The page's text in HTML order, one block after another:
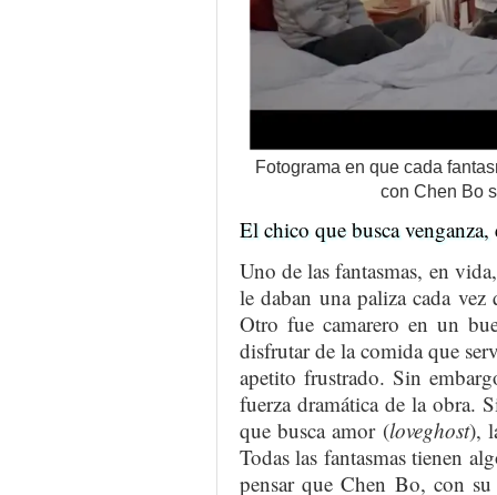
Fotograma en que cada
con Chen Bo
El chico que busca
Uno de las fantasmas, en
le daban una paliza cada
Otro fue camarero en un
disfrutar de la comida que
apetito frustrado. Sin
fuerza dramática de la obra.
que busca amor (loveghost),
Todas las fantasmas tienen
pensar que Chen Bo, con